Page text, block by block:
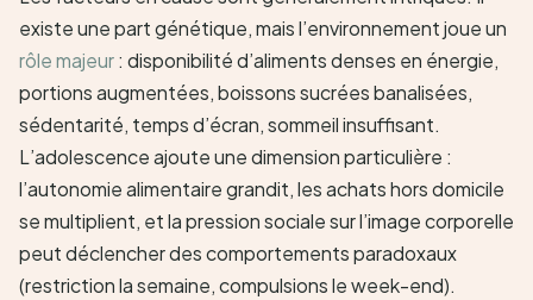
existe une part génétique, mais l’environnement joue un
rôle majeur: disponibilité d’aliments denses en énergie,
portions augmentées, boissons sucrées banalisées,
sédentarité, temps d’écran, sommeil insuffisant.
L’adolescence ajoute une dimension particulière :
l’autonomie alimentaire grandit, les achats hors domicile
se multiplient, et la pression sociale sur l’image corporelle
peut déclencher des comportements paradoxaux
(restriction la semaine, compulsions le week-end).